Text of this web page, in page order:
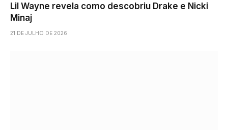
Lil Wayne revela como descobriu Drake e Nicki
Minaj
21 DE JULHO DE 2026